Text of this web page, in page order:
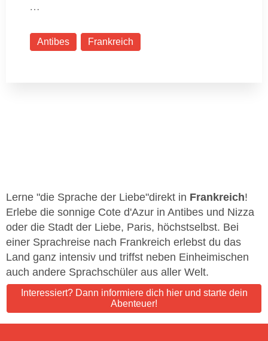
…
Antibes Frankreich
Lerne "die Sprache der Liebe"direkt in Frankreich!
Erlebe die sonnige Cote d'Azur in Antibes und Nizza
oder die Stadt der Liebe, Paris, höchstselbst. Bei
einer Sprachreise nach Frankreich erlebst du das
Land ganz intensiv und triffst neben Einheimischen
auch andere Sprachschüler aus aller Welt.
Interessiert? Dann informiere dich hier und starte dein
Abenteuer!